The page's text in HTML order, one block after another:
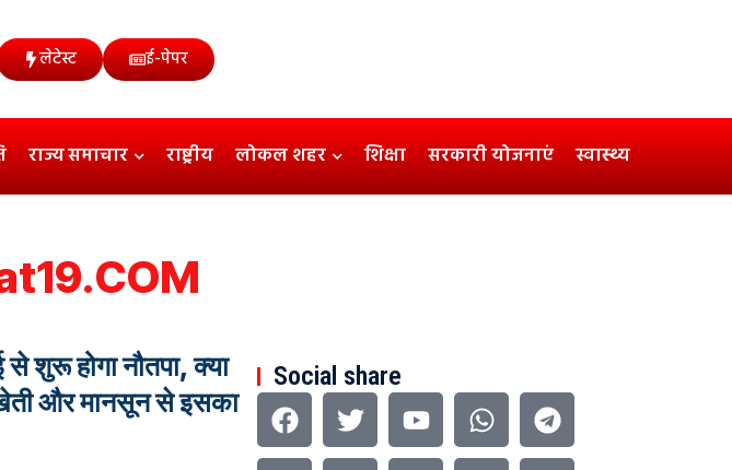
लेटेस्ट ई-पेपर
राज्य समाचार राष्ट्रीय लोकल शहर शिक्षा सरकारी योजनाएं स्वास्थ्य
होगा नौतपा, क्या
खेती और मानसून से इसका
Social share